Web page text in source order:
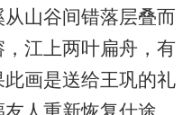
山谷间错落层叠而
江上两叶扁舟，有
画是送给王巩的礼